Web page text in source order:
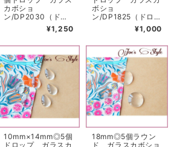
カボショ
ン/DP2030（ドロ
ップ/しずく型）¥1,250
ボショ
ン/DP1825（ドロッ
プ/しずく型）¥1,000
10mm×14mm◎5個
ドロップ ガラスカ
18mm◎5個ラウン
ド ガラスカボショ